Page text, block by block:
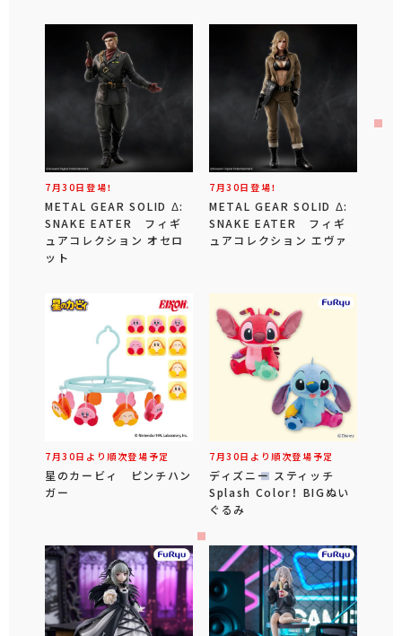
7月30日登場！
METAL GEAR SOLID Δ:
SNAKE EATER フィギ
ュアコレクション オセロ
ット
7月30日登場！
METAL GEAR SOLID Δ:
SNAKE EATER フィギ
ュアコレクション エヴァ
7月30日より順次登場予定
星のカービィ ピンチハン
ガー
7月30日より順次登場予定
ディズニー スティッチ
Splash Color！ BIGぬい
ぐるみ